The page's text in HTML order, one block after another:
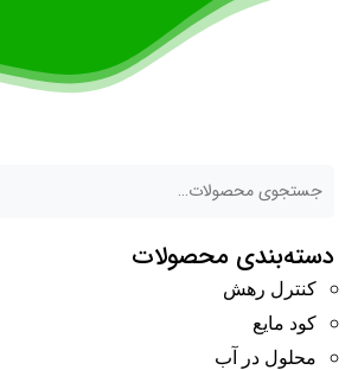
دسته‌بندی محصولات
کنترل رهش
کود مایع
محلول در آب